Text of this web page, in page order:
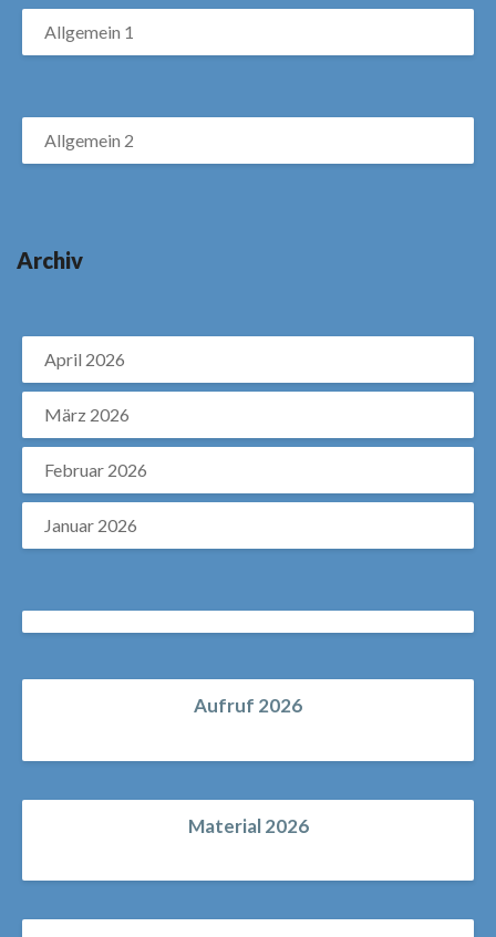
Allgemein 1
Allgemein 2
Archiv
April 2026
März 2026
Februar 2026
Januar 2026
Aufruf 2026
Material 2026